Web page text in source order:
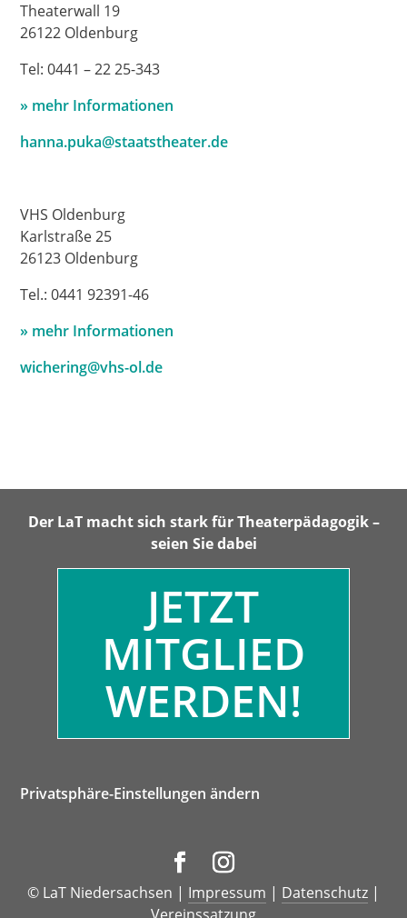
Theaterwall 19
26122 Oldenburg
Tel: 0441 – 22 25-343
» mehr Informationen
hanna.puka@staatstheater.de
VHS Oldenburg
Karlstraße 25
26123 Oldenburg
Tel.: 0441 92391-46
» mehr Informationen
wichering@vhs-ol.de
Der LaT macht sich stark für Theaterpädagogik –
seien Sie dabei
JETZT
MITGLIED
WERDEN!
Privatsphäre-Einstellungen ändern
© LaT Niedersachsen | Impressum | Datenschutz |